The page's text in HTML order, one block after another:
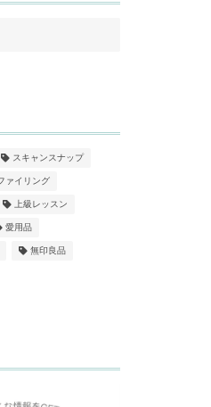
スキャンスナップ
ァイリング
上級レッスン
愛用品
無印良品